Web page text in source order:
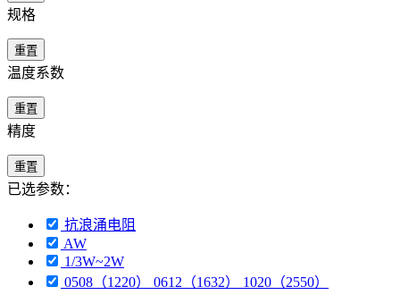
规格
重置
温度系数
重置
精度
重置
已选参数：
抗浪涌电阻
AW
1/3W~2W
0508（1220） 0612（1632） 1020（2550）